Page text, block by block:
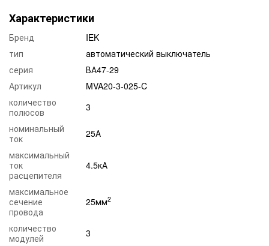
Характеристики
Бренд
IEK
тип
автоматический выключатель
серия
ВА47-29
Артикул
MVA20-3-025-C
количество
полюсов
3
номинальный
ток
25А
максимальный
ток
расцепителя
4.5кА
максимальное
сечение
провода
25мм2
количество
модулей
3